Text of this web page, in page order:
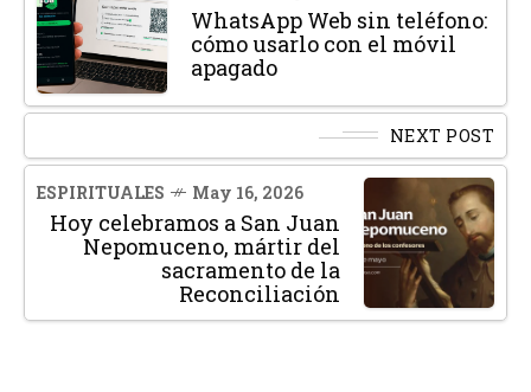
WhatsApp Web sin teléfono:
cómo usarlo con el móvil
apagado
NEXT POST
ESPIRITUALES May 16, 2026
Hoy celebramos a San Juan
Nepomuceno, mártir del
sacramento de la
Reconciliación